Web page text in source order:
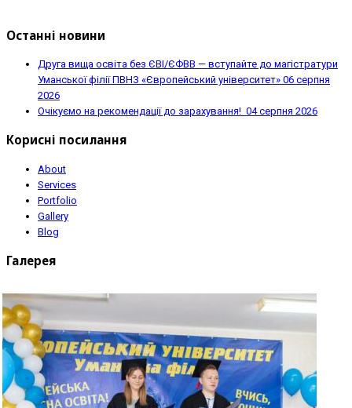
Останні новини
Друга вища освіта без ЄВІ/ЄФВВ — вступайте до магістратури
Уманської філії ПВНЗ «Європейський університет» 06 серпня
2026
Очікуємо на рекомендації до зарахування! 04 серпня 2026
Корисні посилання
About
Services
Portfolio
Gallery
Blog
Галерея